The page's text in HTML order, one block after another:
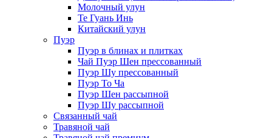
Молочный улун
Те Гуань Инь
Китайский улун
Пуэр
Пуэр в блинах и плитках
Чай Пуэр Шен прессованный
Пуэр Шу прессованный
Пуэр То Ча
Пуэр Шен рассыпной
Пуэр Шу рассыпной
Связанный чай
Травяной чай